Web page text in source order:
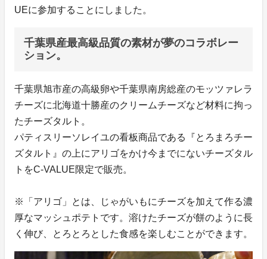
UEに参加することにしました。
千葉県産最高級品質の素材が夢のコラボレー
ション。
千葉県旭市産の高級卵や千葉県南房総産のモッツァレラ
チーズに北海道十勝産のクリームチーズなど材料に拘っ
たチーズタルト。
パティスリーソレイユの看板商品である『とろまろチー
ズタルト』の上にアリゴをかけ今までにないチーズタル
トをC-VALUE限定で販売。
※「アリゴ」とは、じゃがいもにチーズを加えて作る濃
厚なマッシュポテトです。溶けたチーズが餅のように長
く伸び、とろとろとした食感を楽しむことができます。